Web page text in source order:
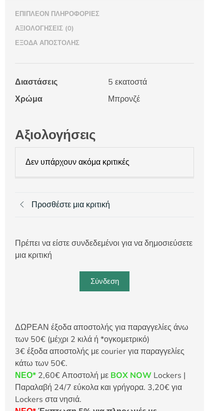
ΕΠΙΠΛΈΟΝ ΠΛΗΡΟΦΟΡΊΕΣ
ΑΞΙΟΛΟΓΉΣΕΙΣ (0)
ΈΞΟΔΑ ΑΠΟΣΤΟΛΉΣ
Διαστάσεις
5 εκατοστά
Χρώμα
Μπρονζέ
Αξιολογήσεις
Δεν υπάρχουν ακόμα κριτικές
Προσθέστε μια κριτική
Πρέπει να είστε συνδεδεμένοι για να δημοσιεύσετε
μια κριτική
Σύνδεση
ΔΩΡΕΑΝ έξοδα αποστολής για παραγγελίες άνω
των 50€ (μέχρι 2 κιλά ή *ογκομετρικό)
3€ έξοδα αποστολής με courier για παραγγελίες
κάτω των 50€.
ΝΕΟ* 2,60€ Αποστολή με BOX NOW Lockers |
Παραλαβή 24/7 εύκολα και γρήγορα. 3,20€ για
Lockers στα νησιά.